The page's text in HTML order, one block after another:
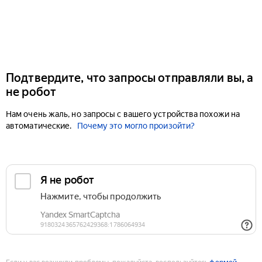
Подтвердите, что запросы отправляли вы, а
не робот
Нам очень жаль, но запросы с вашего устройства похожи на
автоматические.
Почему это могло произойти?